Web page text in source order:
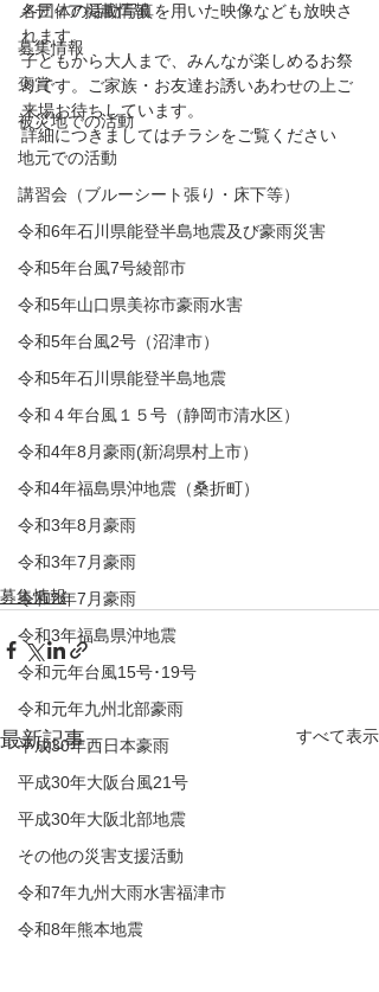
メディア掲載情報
募集情報
褒賞
被災地での活動
地元での活動
講習会（ブルーシート張り・床下等）
令和6年石川県能登半島地震及び豪雨災害
令和5年台風7号綾部市
令和5年山口県美祢市豪雨水害
令和5年台風2号（沼津市）
令和5年石川県能登半島地震
令和４年台風１５号（静岡市清水区）
令和4年8月豪雨(新潟県村上市）
令和4年福島県沖地震（桑折町）
令和3年8月豪雨
令和3年7月豪雨
令和2年7月豪雨
令和3年福島県沖地震
令和元年台風15号･19号
令和元年九州北部豪雨
平成30年西日本豪雨
平成30年大阪台風21号
平成30年大阪北部地震
その他の災害支援活動
令和7年九州大雨水害福津市
令和8年熊本地震
各団体の活動写真を用いた映像なども放映さ
れます。
子どもから大人まで、みんなが楽しめるお祭
りです。ご家族・お友達お誘いあわせの上ご
来場お待ちしています。
詳細につきましてはチラシをご覧ください
募集情報
最新記事 すべて表示